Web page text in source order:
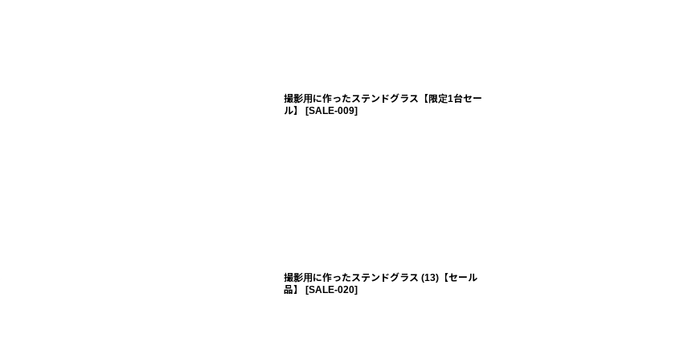
撮影用に作ったステンドグラス【限定1台セー
ル】
[SALE-009]
撮影用に作ったステンドグラス (13)【セール
品】
[SALE-020]